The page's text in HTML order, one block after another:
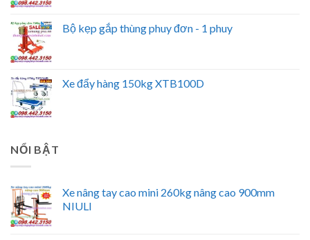
Bộ kẹp gắp thùng phuy đơn - 1 phuy
Xe đẩy hàng 150kg XTB100D
NỔI BẬT
Xe nâng tay cao mini 260kg nâng cao 900mm
NIULI